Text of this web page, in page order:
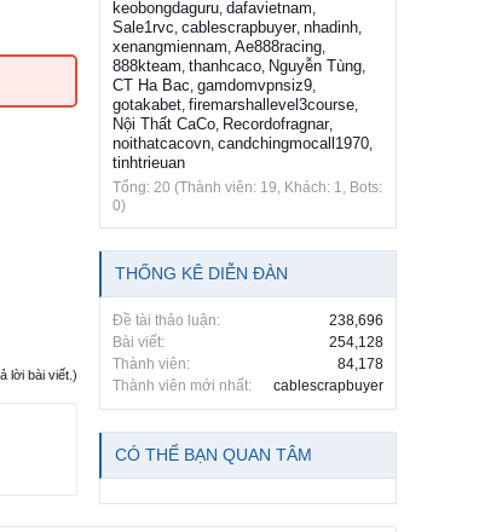
lời bài viết.)
keobongdaguru, dafavietnam,
Sale1rvc, cablescrapbuyer, nhadinh,
xenangmiennam, Ae888racing,
888kteam, thanhcaco, Nguyễn Tùng,
CT Ha Bac, gamdomvpnsiz9,
gotakabet, firemarshallevel3course,
Nội Thất CaCo, Recordofragnar,
noithatcacovn, candchingmocall1970,
tinhtrieuan
Tổng: 20 (Thành viên: 19, Khách: 1, Bots:
0)
THỐNG KÊ DIỄN ĐÀN
Đề tài thảo luận:
238,696
Bài viết:
254,128
Thành viên:
84,178
Thành viên mới nhất:
cablescrapbuyer
CÓ THỂ BẠN QUAN TÂM